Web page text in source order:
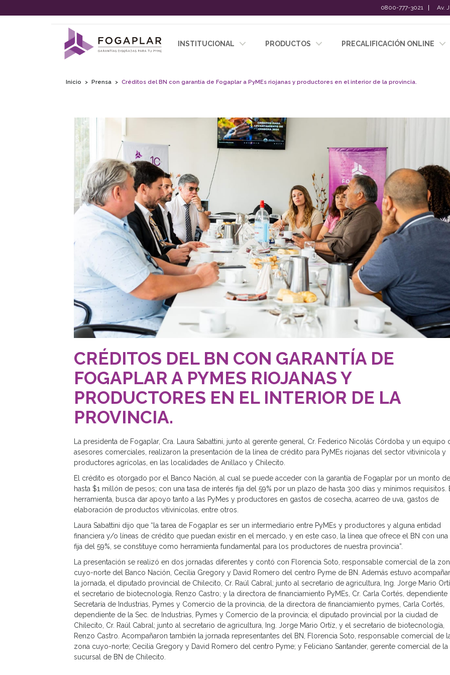
0800-777-3021 Av.
INSTITUCIONAL PRODUCTOS PRECALIFICACIÓN ONLINE
Inicio Prensa Créditos del BN con garantía de Fogaplar a PyMEs riojanas y productores en el interior de la provincia.
CRÉDITOS DEL BN CON GARANTÍA DE
FOGAPLAR A PYMES RIOJANAS Y
PRODUCTORES EN EL INTERIOR DE LA
PROVINCIA.
La presidenta de Fogaplar, Cra. Laura Sabattini, junto al gerente general, Cr. Federico Nicolás Córdoba y un equipo
asesores comerciales, realizaron la presentación de la línea de crédito para PyMEs riojanas del sector vitivinícola y
productores agrícolas, en las localidades de Anillaco y Chilecito.
El crédito es otorgado por el Banco Nación, al cual se puede acceder con la garantía de Fogaplar por un monto de
hasta $1 millón de pesos; con una tasa de interés fija del 59% por un plazo de hasta 300 días y mínimos requisitos.
herramienta, busca dar apoyo tanto a las PyMes y productores en gastos de cosecha, acarreo de uva, gastos de
elaboración de productos vitivinícolas, entre otros.
Laura Sabattini dijo que “la tarea de Fogaplar es ser un intermediario entre PyMEs y productores y alguna entidad
financiera y/o líneas de crédito que puedan existir en el mercado, y en este caso, la línea que ofrece el BN con una
fija del 59%, se constituye como herramienta fundamental para los productores de nuestra provincia”.
La presentación se realizó en dos jornadas diferentes y contó con Florencia Soto, responsable comercial de la
cuyo-norte del Banco Nación, Cecilia Gregory y David Romero del centro Pyme de BN. Además estuvo
la jornada, el diputado provincial de Chilecito, Cr. Raúl Cabral; junto al secretario de agricultura, Ing. Jorge Mario
el secretario de biotecnología, Renzo Castro; y la directora de financiamiento PyMEs, Cr. Carla Cortés, dependiente
Secretaría de Industrias, Pymes y Comercio de la provincia, de la directora de financiamiento pymes, Carla Cortés,
dependiente de la Sec. de Industrias, Pymes y Comercio de la provincia; el diputado provincial por la ciudad de
Chilecito, Cr. Raúl Cabral; junto al secretario de agricultura, Ing. Jorge Mario Ortíz, y el secretario de biotecnología,
Renzo Castro. Acompañaron también la jornada representantes del BN, Florencia Soto, responsable comercial de
zona cuyo-norte; Cecilia Gregory y David Romero del centro Pyme; y Feliciano Santander, gerente comercial de la
sucursal de BN de Chilecito.